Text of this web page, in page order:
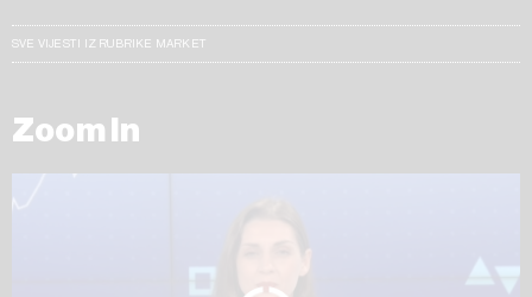
SVE VIJESTI IZ RUBRIKE MARKET
Zoom In